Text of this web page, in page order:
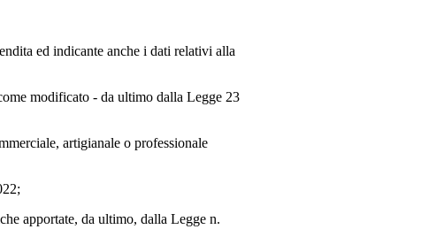
ed indicante anche i dati relativi alla
modificato - da ultimo dalla Legge 23
artigianale o professionale
apportate, da ultimo, dalla Legge n.